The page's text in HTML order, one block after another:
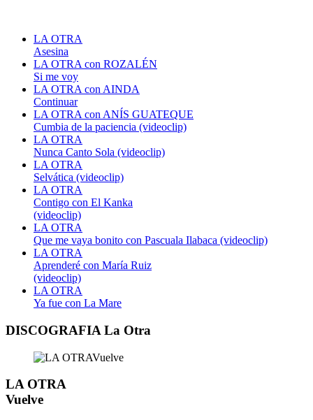
LA OTRA
Asesina
LA OTRA con ROZALÉN
Si me voy
LA OTRA con AINDA
Continuar
LA OTRA con ANÍS GUATEQUE
Cumbia de la paciencia (videoclip)
LA OTRA
Nunca Canto Sola (videoclip)
LA OTRA
Selvática (videoclip)
LA OTRA
Contigo con El Kanka
(videoclip)
LA OTRA
Que me vaya bonito con Pascuala Ilabaca (videoclip)
LA OTRA
Aprenderé con María Ruiz
(videoclip)
LA OTRA
Ya fue con La Mare
DISCOGRAFIA La Otra
LA OTRA
Vuelve